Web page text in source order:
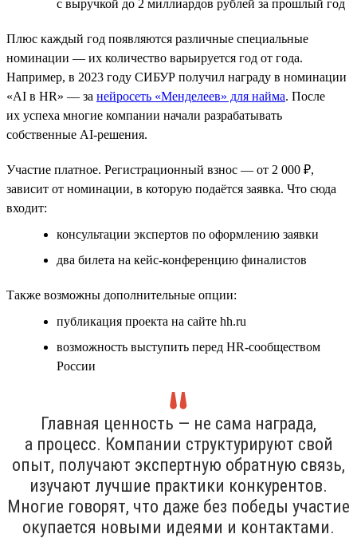
с выручкой до 2 миллиардов рублей за прошлый год
Плюс каждый год появляются различные специальные
номинации — их количество варьируется год от года.
Например, в 2023 году СИБУР получил награду в номинации
«AI в HR» — за нейросеть «Менделеев» для найма. После
их успеха многие компании начали разрабатывать
собственные AI-решения.
Участие платное. Регистрационный взнос — от 2 000 ₽,
зависит от номинации, в которую подаётся заявка. Что сюда
входит:
консультации экспертов по оформлению заявки
два билета на кейс-конференцию финалистов
Также возможны дополнительные опции:
публикация проекта на сайте hh.ru
возможность выступить перед HR-сообществом
России
Главная ценность — не сама награда,
а процесс. Компании структурируют свой
опыт, получают экспертную обратную связь,
изучают лучшие практики конкурентов.
Многие говорят, что даже без победы участие
окупается новыми идеями и контактами.